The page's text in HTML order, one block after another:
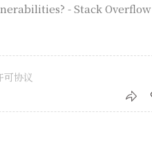
- Stack Overflow
可协议